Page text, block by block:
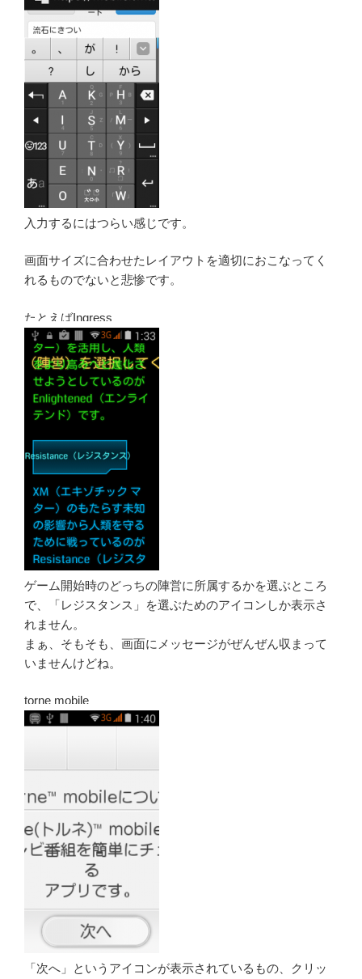
入力するにはつらい感じです。
画面サイズに合わせたレイアウトを適切におこなってく
れるものでないと悲惨です。
たとえばIngress
ゲーム開始時のどっちの陣営に所属するかを選ぶところ
で、「レジスタンス」を選ぶためのアイコンしか表示さ
れません。
まぁ、そもそも、画面にメッセージがぜんぜん収まって
いませんけどね。
torne mobile
「次へ」というアイコンが表示されているもの、クリッ